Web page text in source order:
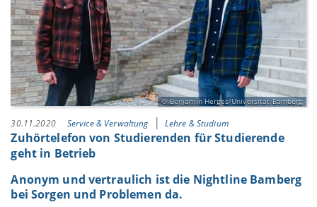
Benjamin Herges/Universität Bamberg
30.11.2020 Service & Verwaltung Lehre & Studium
Zuhörtelefon von Studierenden für Studierende
geht in Betrieb
Anonym und vertraulich ist die Nightline Bamberg
bei Sorgen und Problemen da.